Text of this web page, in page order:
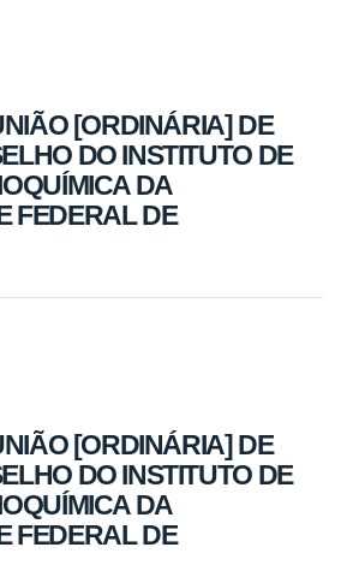
[ORDINÁRIA] DE
DO INSTITUTO DE
DA
FEDERAL DE
[ORDINÁRIA] DE
DO INSTITUTO DE
DA
FEDERAL DE